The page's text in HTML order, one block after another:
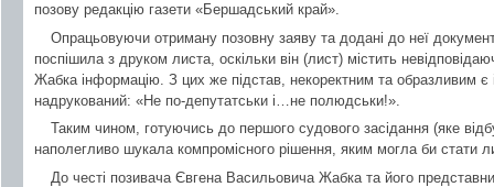
позову редакцію газети «Бершадський край».
Опрацьовуючи отриману позовну заяву та додані до неї
поспішила з друком листа, оскільки він (лист) містить
Жабка інформацію. З цих же підстав, некоректним та образливим є
надрукований: «Не по-депутатськи і…не полюдськи!».
Таким чином, готуючись до першого судового засідання (яке
наполегливо шукала компромісного рішення, яким могла би стати
До честі позивача Євгена Васильовича Жабка та його